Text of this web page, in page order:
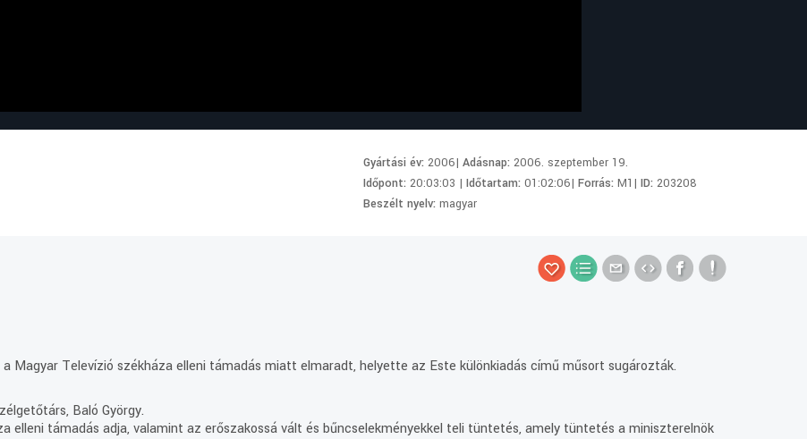
Gyártási év:2006|Adásnap:2006. szeptember 19.
Időpont:20:03:03 |Időtartam:01:02:06|Forrás:M1|ID:203208
Beszélt nyelv:magyar
Magyar Televízió székháza elleni támadás miatt elmaradt, helyette az Este különkiadás című műsort sugározták.
Baló György.
elleni támadás adja, valamint az erőszakossá vált és bűncselekményekkel teli tüntetés, amely tüntetés a miniszterelnök